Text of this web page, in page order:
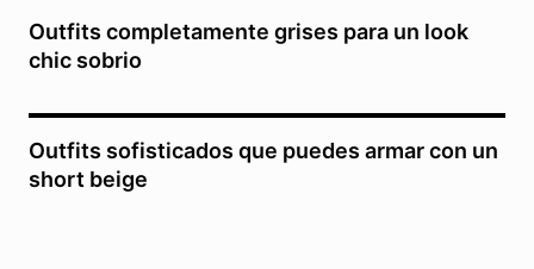
Outfits completamente grises para un look
chic sobrio
Outfits sofisticados que puedes armar con un
short beige